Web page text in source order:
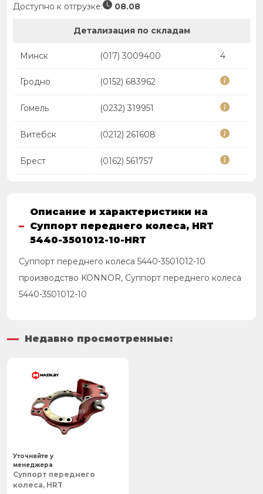
Доступно к отгрузке: 08.08
Детализация по складам
Минск (017) 3009400 4
Гродно (0152) 683962
Гомель (0232) 319951
Витебск (0212) 261608
Брест (0162) 561757
Описание и характеристики на
Суппорт переднего колеса, HRT
5440-3501012-10-HRT
Суппорт переднего колеса 5440-3501012-10
производство KONNOR, Суппорт переднего колеса
5440-3501012-10
Недавно просмотренные:
Суппорт переднего
колеса, HRT
Уточняйте у
менеджера